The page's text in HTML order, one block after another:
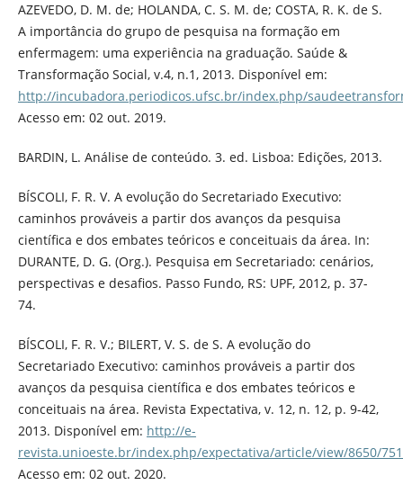
AZEVEDO, D. M. de; HOLANDA, C. S. M. de; COSTA, R. K. de S.
A importância do grupo de pesquisa na formação em
enfermagem: uma experiência na graduação. Saúde &
Transformação Social, v.4, n.1, 2013. Disponível em:
http://incubadora.periodicos.ufsc.br/index.php/
Acesso em: 02 out. 2019.
BARDIN, L. Análise de conteúdo. 3. ed. Lisboa: Edições, 2013.
BÍSCOLI, F. R. V. A evolução do Secretariado Executivo:
caminhos prováveis a partir dos avanços da pesquisa
científica e dos embates teóricos e conceituais da área. In:
DURANTE, D. G. (Org.). Pesquisa em Secretariado: cenários,
perspectivas e desafios. Passo Fundo, RS: UPF, 2012, p. 37-
74.
BÍSCOLI, F. R. V.; BILERT, V. S. de S. A evolução do
Secretariado Executivo: caminhos prováveis a partir dos
avanços da pesquisa científica e dos embates teóricos e
conceituais na área. Revista Expectativa, v. 12, n. 12, p. 9-42,
2013. Disponível em: http://e-
revista.unioeste.br/index.php/expectativa/article/view/8650/
Acesso em: 02 out. 2020.